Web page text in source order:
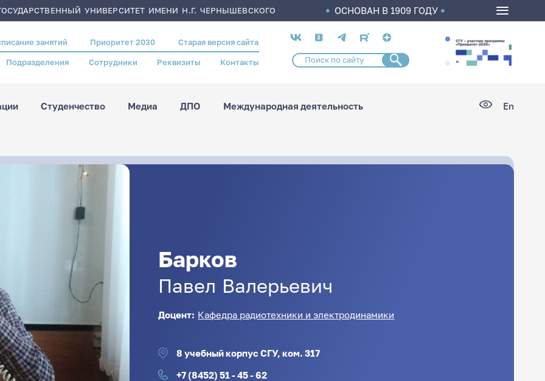
УНИВЕРСИТЕТ ИМЕНИ Н.Г. ЧЕРНЫШЕВСКОГО ОСНОВАН В 1909 ГОДУ
занятий Приоритет 2030 Старая версия сайта
Подразделения Сотрудники Реквизиты Контакты
Социальные
сети
Студенчество Медиа ДПО Международная деятельность En
Барков
Павел Валерьевич
Доцент: Кафедра радиотехники и электродинамики
8 учебный корпус СГУ, ком. 317
+7 (8452) 51 - 45 - 62